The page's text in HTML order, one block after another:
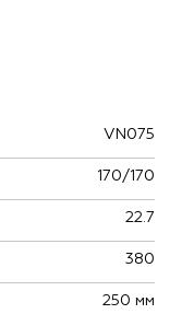
VN075
170/170
22.7
380
250 мм